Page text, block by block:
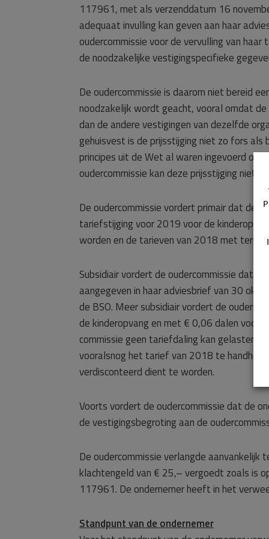
117961, met als verzenddatum 16
adequaat invulling kan geven aan haar
oudercommissie voor de vervulling van
de noodzakelijke vestigingspecifieke
De oudercommissie is daarom niet bereid
noodzakelijk wordt geacht, vooral omdat
dan de andere vestigingen van dezelfde
gehuisvest is de prijsstijging niet zo fors als
principes uit de Wet al waren ingevoerd op
oudercommissie kan deze prijsstijging niet
De oudercommissie vordert primair dat de
tariefstijging voor 2019 voor de
worden en de tarieven van 2018 met
Subsidiair vordert de oudercommissie dat
aangegeven in haar adviesbrief van 30
de BSO. Meer subsidiair vordert de
de kinderopvang en met € 0,06 dalen voor
commissie geen tariefdaling kan gelasten
vooralsnog het tarief van 2018 te
verdisconteerd dient te worden.
Voorts vordert de oudercommissie dat de
de vestigingsbegroting aan de
De oudercommissie verlangde aanvankelijk
klachtengeld van € 25,– vergoedt zoals is
117961. De ondernemer heeft in het
Standpunt van de ondernemer